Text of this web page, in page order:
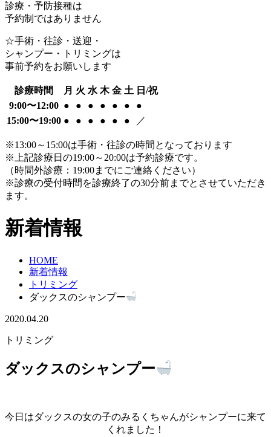
診療・予防接種は
予約制ではありません
☆手術・往診・送迎・
シャンプー・トリミングは
事前予約をお願いします
診療時間 月 火 水 木 金 土 日/祝
9:00〜12:00 ● ● ● ● ● ●
●
15:00〜19:00 ● ● ● ● ● ● ／
※13:00～15:00は手術・往診の時間となっております
※上記診療日の19:00～20:00は予約診療です。
（時間外診療：19:00までにご連絡ください）
※診療の受付時間を診療終了の30分前までとさせていただき
ます。
新着情報
HOME
新着情報
トリミング
ダックスのシャンプー
2020.04.20
トリミング
ダックスのシャンプー
今日はダックスの女の子のみるくちゃんがシャンプーに来て
くれました！